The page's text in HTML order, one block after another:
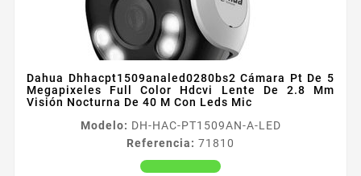
Dahua Dhhacpt1509analed0280bs2 Cámara Pt De 5
Megapixeles Full Color Hdcvi Lente De 2.8 Mm
Visión Nocturna De 40 M Con Leds Mic
Modelo: DH-HAC-PT1509AN-A-LED
Referencia: 71810